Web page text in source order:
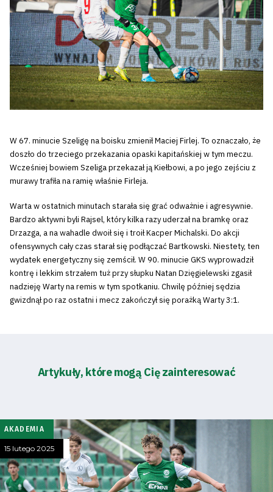
W 67. minucie Szeligę na boisku zmienił Maciej Firlej. To oznaczało, że
doszło do trzeciego przekazania opaski kapitańskiej w tym meczu.
Wcześniej bowiem Szeliga przekazał ją Kiełbowi, a po jego zejściu z
murawy trafiła na ramię właśnie Firleja.
Warta w ostatnich minutach starała się grać odważnie i agresywnie.
Bardzo aktywni byli Rajsel, który kilka razy uderzał na bramkę oraz
Drzazga, a na wahadle dwoił się i troił Kacper Michalski. Do akcji
ofensywnych cały czas starał się podłączać Bartkowski. Niestety, ten
wydatek energetyczny się zemścił. W 90. minucie GKS wyprowadził
kontrę i lekkim strzałem tuż przy słupku Natan Dzięgielewski zgasił
nadzieję Warty na remis w tym spotkaniu. Chwilę później sędzia
gwizdnął po raz ostatni i mecz zakończył się porażką Warty 3:1.
Artykuły, które mogą Cię zainteresować
AKADEMIA
15 lutego 2025